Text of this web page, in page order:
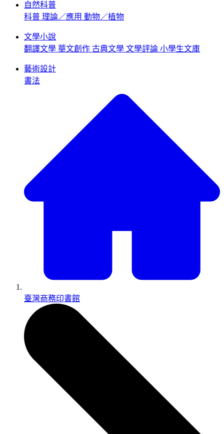
自然科普
科普 理論／應用 動物／植物
文學小說
翻譯文學 華文創作 古典文學 文學評論 小學生文庫
藝術設計
書法
臺灣商務印書館